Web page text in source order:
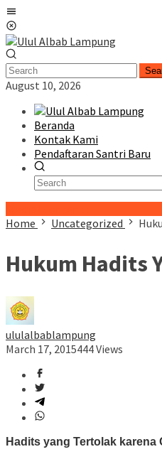
Skip
to
content
August 10, 2026
Beranda
Kontak Kami
Pendaftaran Santri Baru
Home
Uncategorized
Hukum Hadits
ululalbablampung
March 17, 2015444 Views
Hadits yang Tertolak karena